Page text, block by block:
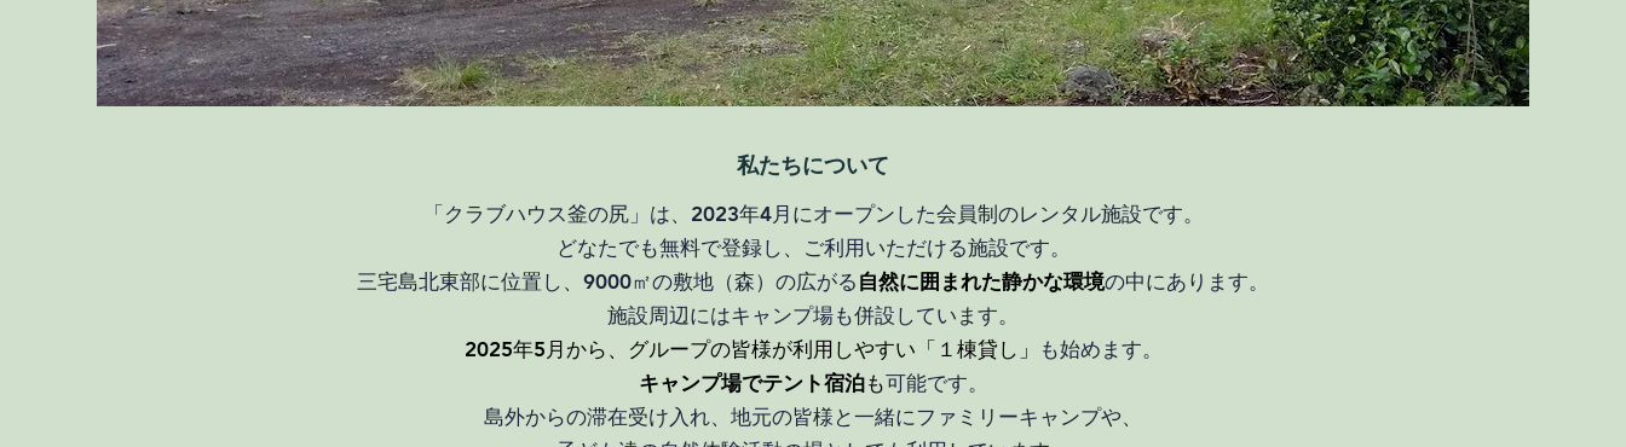
私たちについて
「クラブハウス釜の尻」は、2023年4月にオープンした会員制のレンタル施設です。
どなたでも無料で登録し、ご利用いただける施設です。
三宅島北東部に位置し、9000㎡の敷地（森）の広がる 自然に囲まれた静かな環境の中にあります。
施設周辺にはキャンプ場も併設しています。
2025年5月から、グループの皆様が利用しやすい「１棟貸し」
も始めます。
キャンプ場でテント宿泊も可能です。
島外からの滞在受け入れ、 地元の皆様と一緒にファミリーキャンプや、